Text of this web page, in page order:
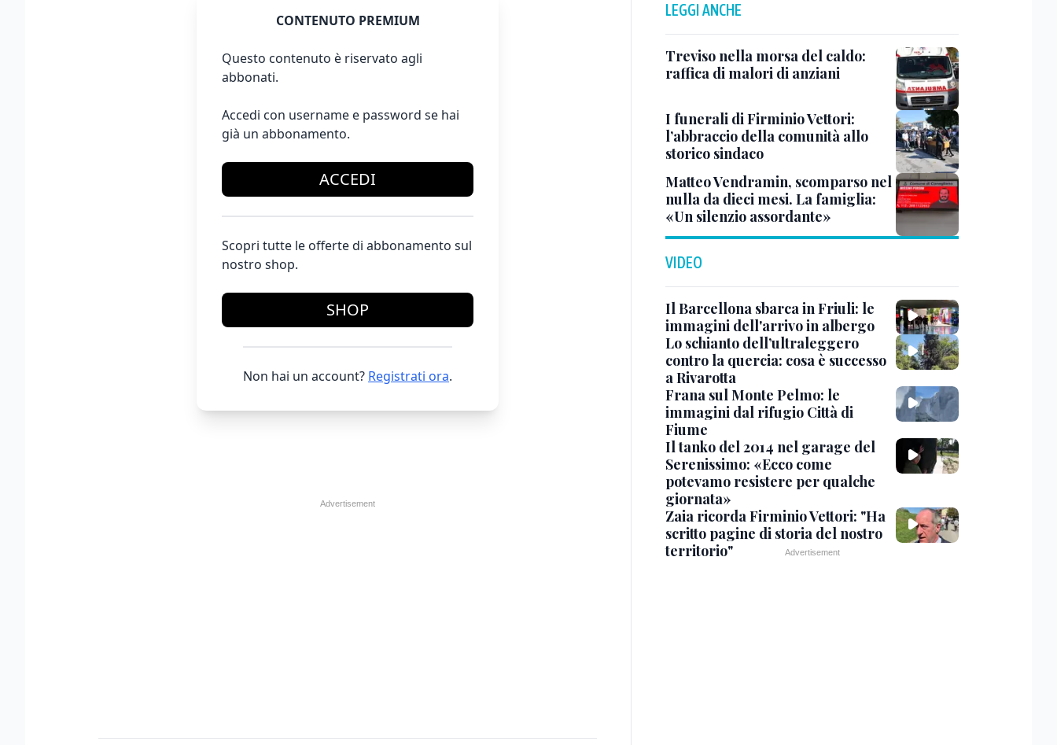
CONTENUTO PREMIUM
Questo contenuto è riservato agli
abbonati.
Accedi con username e password se hai
già un abbonamento.
ACCEDI
Scopri tutte le offerte di abbonamento sul
nostro shop.
SHOP
Non hai un account? Registrati ora.
LEGGI ANCHE
Treviso nella morsa del caldo:
raffica di malori di anziani
I funerali di Firminio Vettori:
l’abbraccio della comunità allo
storico sindaco
Matteo Vendramin, scomparso nel
nulla da dieci mesi. La famiglia:
«Un silenzio assordante»
VIDEO
Il Barcellona sbarca in Friuli: le
immagini dell'arrivo in albergo
Lo schianto dell’ultraleggero
contro la quercia: cosa è successo
a Rivarotta
Frana sul Monte Pelmo: le
immagini dal rifugio Città di
Fiume
Il tanko del 2014 nel garage del
Serenissimo: «Ecco come
potevamo resistere per qualche
giornata»
Zaia ricorda Firminio Vettori: "Ha
scritto pagine di storia del nostro
territorio"